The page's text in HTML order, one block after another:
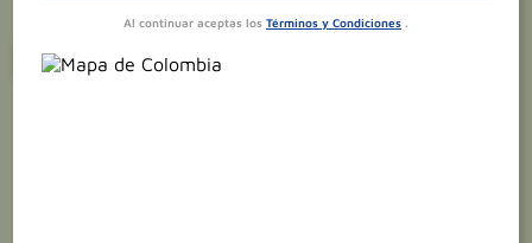
exclusivas
Al continuar aceptas los Términos y Condiciones .